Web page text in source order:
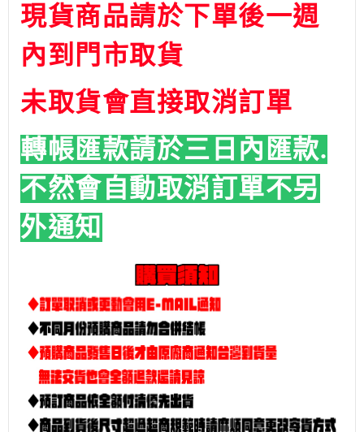
現貨商品請於下單後一週
內到門市取貨
未取貨會直接取消訂單
轉帳匯款請於三日內匯款.
不然會自動取消訂單不另
外通知